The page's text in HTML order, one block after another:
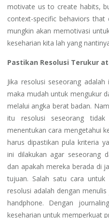
motivate us to create habits,
context-specific behaviors
mungkin akan memotivasi
keseharian kita lah yang
Pastikan Resolusi Terukur
Jika resolusi seseorang
maka mudah untuk mengukur
melalui angka berat badan.
itu resolusi seseorang
menentukan cara mengetahui
harus dipastikan pula kriteria
ini dilakukan agar seseorang
dan apakah mereka berada di
tujuan. Salah satu cara untuk
resolusi adalah dengan
handphone. Dengan
keseharian untuk memperkuat